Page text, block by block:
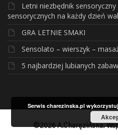
Letni niezbędnik
sensorycznych na każdy dzień
GRA LETNIE SMAKI
Sensolato – wierszyk –
5 najbardziej lubianych
©2026 A.Charęzińska.
Serwis charezinska.pl